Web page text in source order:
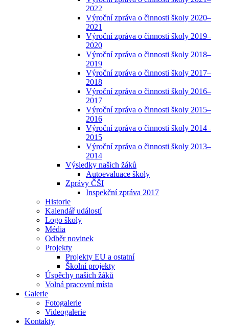
2022
Výroční zpráva o činnosti školy 2020–
2021
Výroční zpráva o činnosti školy 2019–
2020
Výroční zpráva o činnosti školy 2018–
2019
Výroční zpráva o činnosti školy 2017–
2018
Výroční zpráva o činnosti školy 2016–
2017
Výroční zpráva o činnosti školy 2015–
2016
Výroční zpráva o činnosti školy 2014–
2015
Výroční zpráva o činnosti školy 2013–
2014
Výsledky našich žáků
Autoevaluace školy
Zprávy ČŠI
Inspekční zpráva 2017
Historie
Kalendář událostí
Logo školy
Média
Odběr novinek
Projekty
Projekty EU a ostatní
Školní projekty
Úspěchy našich žáků
Volná pracovní místa
Galerie
Fotogalerie
Videogalerie
Kontakty